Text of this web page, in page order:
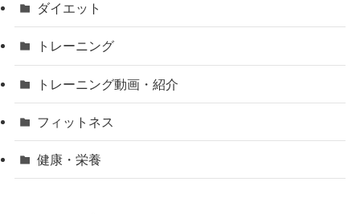
ダイエット
トレーニング
トレーニング動画・紹介
フィットネス
健康・栄養